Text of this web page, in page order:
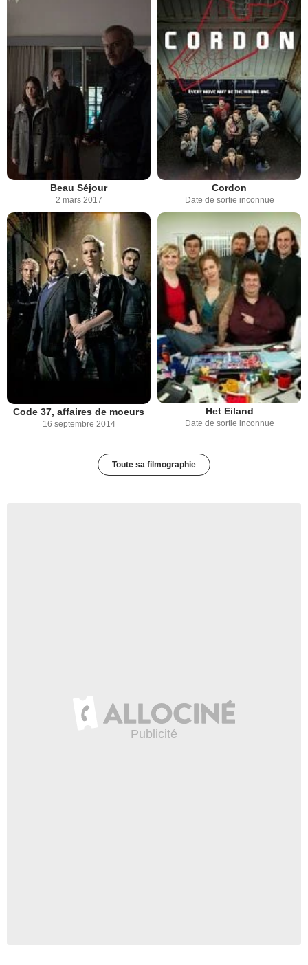
Beau Séjour
2 mars 2017
Cordon
Date de sortie inconnue
Code 37, affaires de moeurs
16 septembre 2014
Het Eiland
Date de sortie inconnue
Toute sa filmographie